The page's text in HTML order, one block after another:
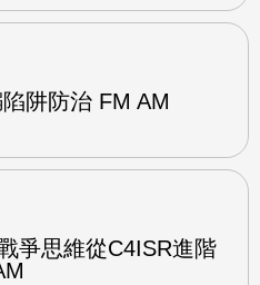
阱防治 FM AM
爭思維從C4ISR進階